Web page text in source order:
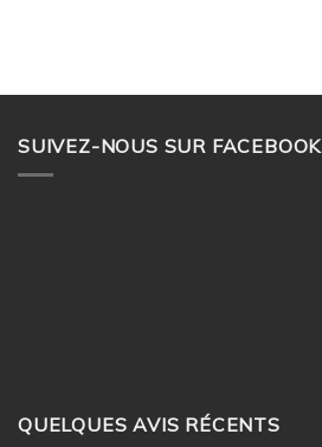
SUIVEZ-NOUS SUR FACEBOOK
QUELQUES AVIS RÉCENTS